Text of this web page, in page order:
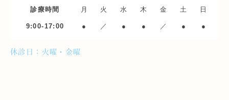
診療時間 月 火 水 木 金 土 日
9:00-17:00 ● ／ ● ● ／ ● ●
休診日：火曜・金曜